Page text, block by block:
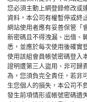
您必須主動上網登錄修改或
資料，本公司有權暫停或終
網站使用者應有妥善保管「
新密碼且不得洩漏、出借、
悉，並應於每次使用後確實
使用該組會員帳號密碼登入
證明遭第三人盜用、非可歸
為，您須負完全責任，若非
生您個人的損失，本公司不
發生前項情形或帳號密碼遺